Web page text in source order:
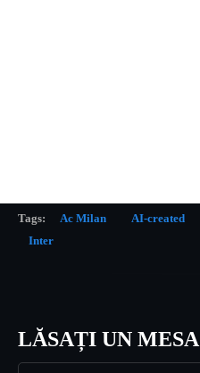
Tags: Ac Milan AI-created
Inter
LĂSAȚI UN